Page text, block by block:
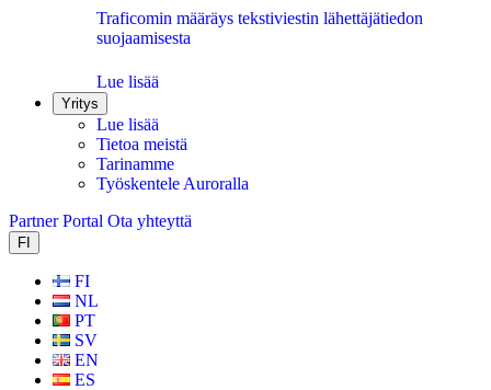
Traficomin määräys tekstiviestin lähettäjätiedon
suojaamisesta
Lue lisää
Yritys
Lue lisää
Tietoa meistä
Tarinamme
Työskentele Auroralla
Partner Portal Ota yhteyttä
FI
FI
NL
PT
SV
EN
ES